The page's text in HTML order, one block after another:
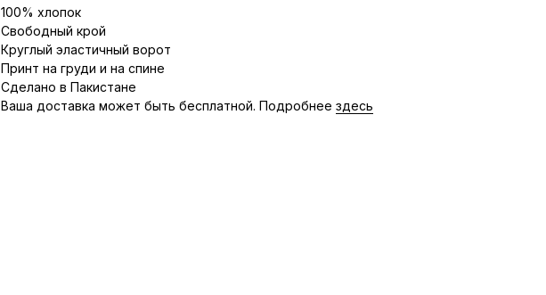
100% хлопок
Свободный крой
Круглый эластичный ворот
Принт на груди и на спине
Сделано в Пакистане
Ваша доставка может быть бесплатной. Подробнее здесь